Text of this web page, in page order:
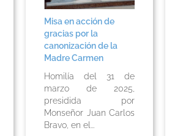
Misa en acción de
gracias por la
canonización de la
Madre Carmen
Homilía del 31 de
marzo de 2025,
presidida por
Monseñor Juan Carlos
Bravo, en el...